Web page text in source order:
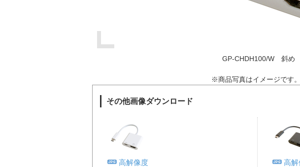
GP-CHDH100/W 斜め
※商品写真はイメージです
その他画像ダウンロード
高解像度
高